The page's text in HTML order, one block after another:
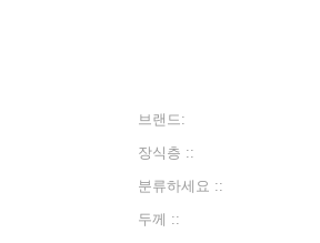
브랜드:
장식층 ::
분류하세요 ::
두께 ::